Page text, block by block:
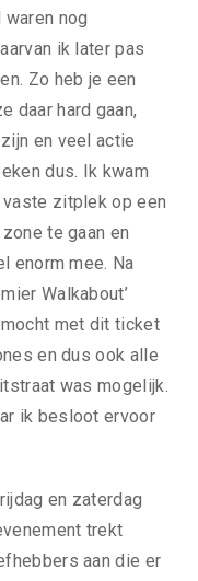
nog
ik later pas
Zo heb je een
daar hard gaan,
en veel actie
dus. Ik kwam
zitplek op een
te gaan en
enorm mee. Na
Walkabout’
met dit ticket
en dus ook alle
was mogelijk.
ik besloot ervoor
en zaterdag
trekt
aan die er